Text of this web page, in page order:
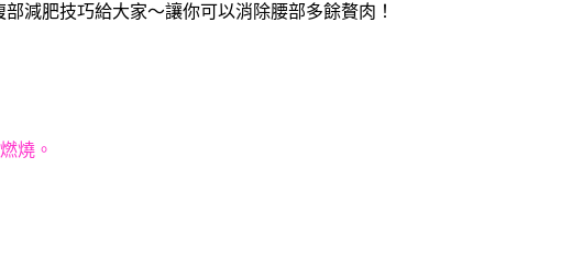
減肥技巧給大家～讓你可以消除腰部多餘贅肉！
燒。